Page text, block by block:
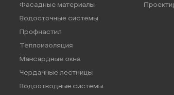
Фасадные материалы
Водосточные системы
Профнастил
Теплоизоляция
Мансардные окна
Чердачные лестницы
Водоотводные системы